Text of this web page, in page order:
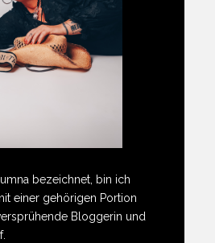
bezeichnet, bin ich
einer gehörigen Portion
Bloggerin und